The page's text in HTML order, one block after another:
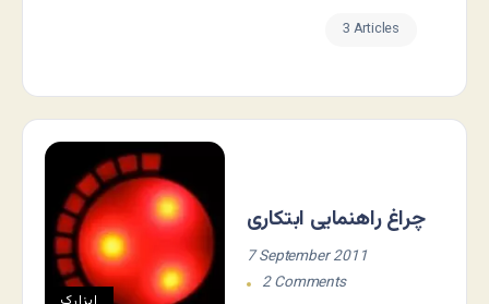
3 Articles
چراغ راهنمایی ابتکاری
7 September 2011
2 Comments